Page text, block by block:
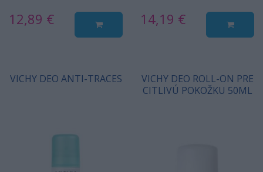
12,89 € 14,19 €
VICHY DEO ANTI-TRACES
VICHY DEO ROLL-ON PRE
CITLIVÚ POKOŽKU 50ML